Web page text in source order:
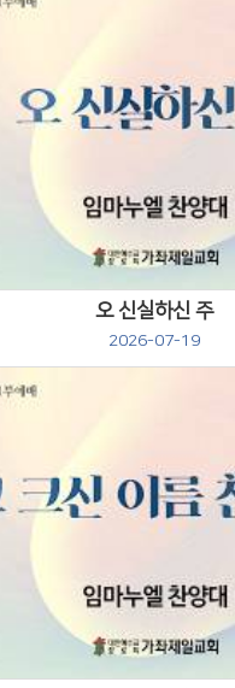
오 신실하신 주
2026-07-19